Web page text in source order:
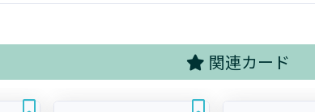
関連カード